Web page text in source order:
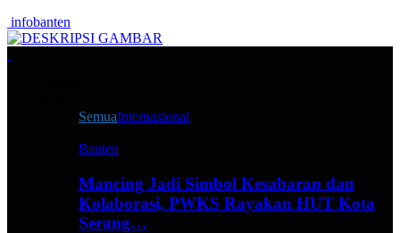
infobanten
SemuaInternasional
Banten
Mancing Jadi Simbol Kesabaran dan
Kolaborasi, PWKS Rayakan HUT Kota
Serang…